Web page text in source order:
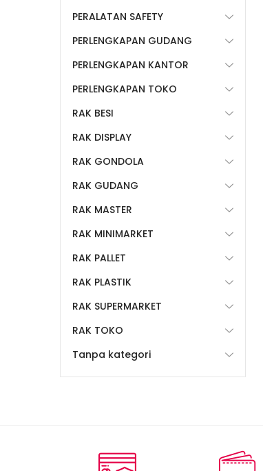
PERALATAN SAFETY
PERLENGKAPAN GUDANG
PERLENGKAPAN KANTOR
PERLENGKAPAN TOKO
RAK BESI
RAK DISPLAY
RAK GONDOLA
RAK GUDANG
RAK MASTER
RAK MINIMARKET
RAK PALLET
RAK PLASTIK
RAK SUPERMARKET
RAK TOKO
Tanpa kategori